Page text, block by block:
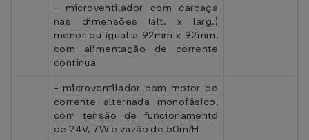
- microventilador com carcaça
nas dimensões (alt. x larg.)
menor ou igual a 92mm x 92mm,
com alimentação de corrente
contínua
- microventilador com motor de
corrente alternada monofásico,
com tensão de funcionamento
de 24V, 7W e vazão de 50m/H